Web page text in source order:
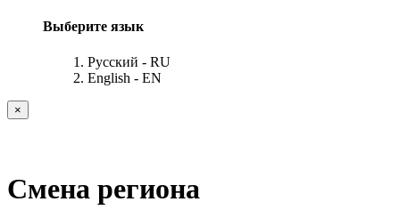
Выберите язык
Русский - RU
English - EN
×
Смена региона